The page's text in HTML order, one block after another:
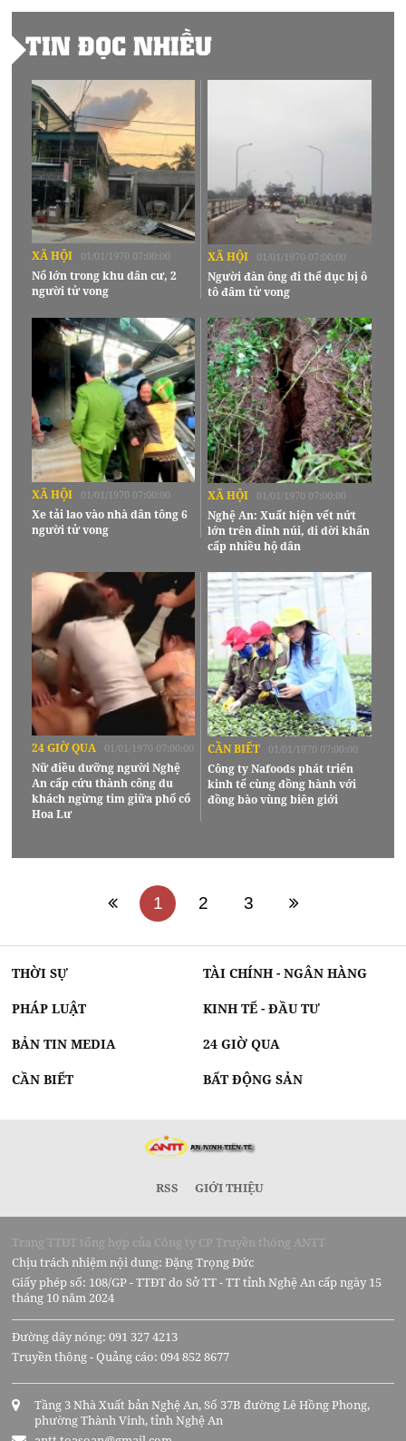
TIN ĐỌC NHIỀU
XÃ HỘI 01/01/1970 07:00:00
Nổ lớn trong khu dân cư, 2
người tử vong
XÃ HỘI 01/01/1970 07:00:00
Người đàn ông đi thể dục bị ô
tô đâm tử vong
XÃ HỘI 01/01/1970 07:00:00
Xe tải lao vào nhà dân tông 6
người tử vong
XÃ HỘI 01/01/1970 07:00:00
Nghệ An: Xuất hiện vết nứt
lớn trên đỉnh núi, di dời khẩn
cấp nhiều hộ dân
24 GIỜ QUA 01/01/1970 07:00:00
Nữ điều dưỡng người Nghệ
An cấp cứu thành công du
khách ngừng tim giữa phố cổ
Hoa Lư
CẦN BIẾT 01/01/1970 07:00:00
Công ty Nafoods phát triển
kinh tế cùng đồng hành với
đồng bào vùng biên giới
1 2 3
THỜI SỰ TÀI CHÍNH - NGÂN HÀNG
PHÁP LUẬT KINH TẾ - ĐẦU TƯ
BẢN TIN MEDIA 24 GIỜ QUA
CẦN BIẾT BẤT ĐỘNG SẢN
RSS GIỚI THIỆU
Trang TTĐT tổng hợp của Công ty CP Truyền thông ANTT
Chịu trách nhiệm nội dung: Đặng Trọng Đức
Giấy phép số: 108/GP - TTĐT do Sở TT - TT tỉnh Nghệ An cấp ngày 15
tháng 10 năm 2024
Đường dây nóng: 091 327 4213
Truyền thông - Quảng cáo: 094 852 8677
Tầng 3 Nhà Xuất bản Nghệ An, Số 37B đường Lê Hồng Phong,
phường Thành Vinh, tỉnh Nghệ An